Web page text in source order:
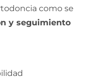
como se
y seguimiento